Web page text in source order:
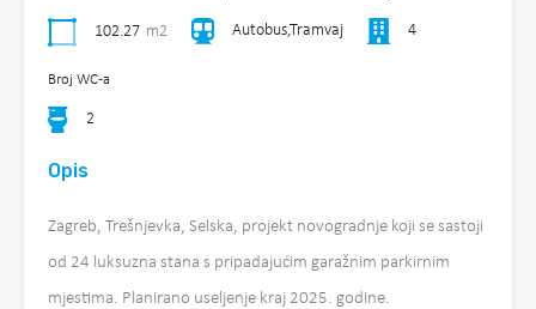
102.27 m2 Autobus,Tramvaj 4
Broj WC-a
2
Opis
Zagreb, Trešnjevka, Selska, projekt novogradnje koji se sastoji
od 24 luksuzna stana s pripadajućim garažnim parkirnim
mjestima. Planirano useljenje kraj 2025. godine.